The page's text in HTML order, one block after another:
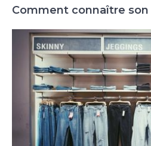
Comment connaître